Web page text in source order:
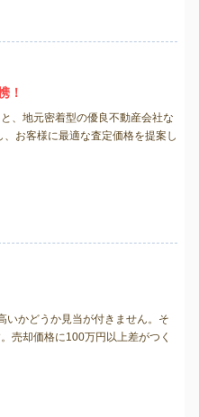
！
、地元密着型の優良不動産会社な
、お客様に最適な査定価格を提案し
いかどうか見当が付きません。そ
売却価格に100万円以上差がつく